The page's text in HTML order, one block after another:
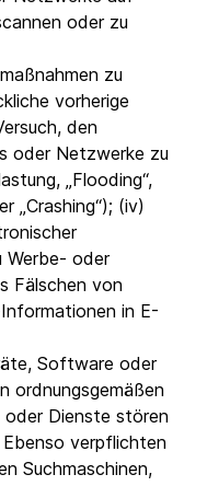
oder zu
zu
vorherige
den
oder Netzwerke zu
„Flooding“,
„Crashing“); (iv)
Werbe- oder
Fälschen von
in E-
Software oder
ordnungsgemäßen
Dienste stören
verpflichten
Suchmaschinen,